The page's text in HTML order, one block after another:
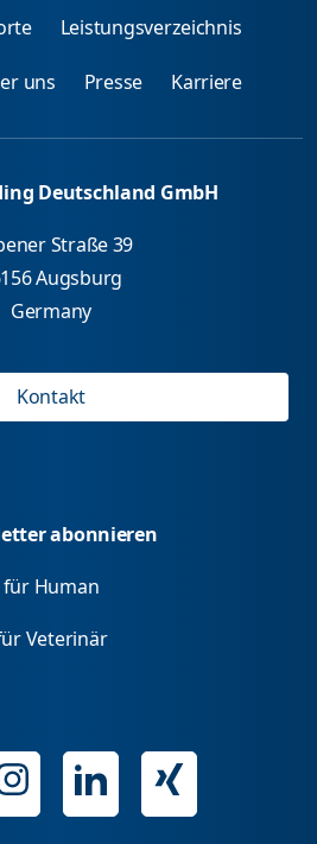
Leistungsverzeichnis
uns Presse Karriere
Deutschland GmbH
Straße 39
Augsburg
Germany
Kontakt
abonnieren
für Human
Veterinär